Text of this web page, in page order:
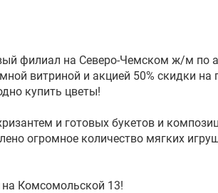
филиал на Северо-Чемском ж/м по
витриной и акцией 50% скидки на
купить цветы!
и готовых букетов и
огромное количество мягких
Комсомольской 13!